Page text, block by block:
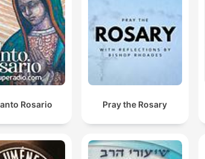
Rosario Pray the Rosary